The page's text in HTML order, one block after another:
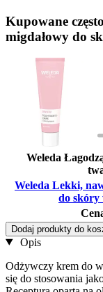
Kupowane
migdałowy do
Weleda
Weleda Lekki,
do skóry
Dodaj produkty do
Opis
Odżywczy krem ​​do
się do stosowania